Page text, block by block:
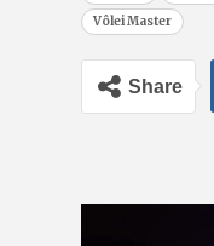
Vôlei Master
Share